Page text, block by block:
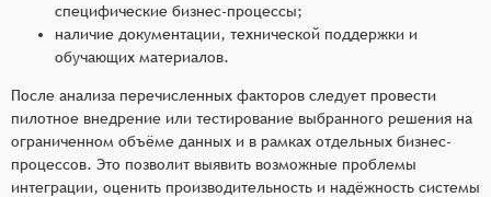
специфические бизнес-процессы;
наличие документации, технической поддержки и
обучающих материалов.
После анализа перечисленных факторов следует провести
пилотное внедрение или тестирование выбранного решения на
ограниченном объёме данных и в рамках отдельных бизнес-
процессов. Это позволит выявить возможные проблемы
интеграции, оценить производительность и надёжность системы